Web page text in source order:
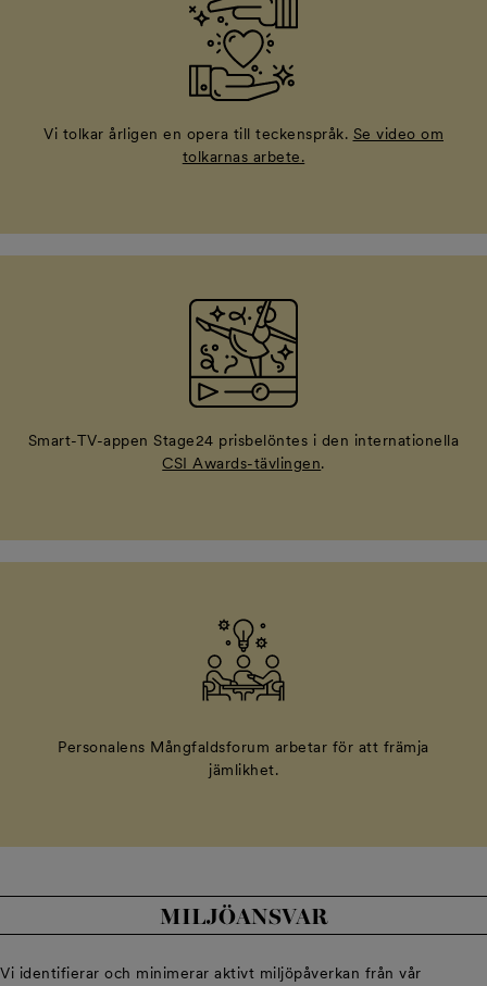
Vi tolkar årligen en opera till teckenspråk. Se video om
tolkarnas arbete.
Smart-TV-appen Stage24 prisbelöntes i den internationella
CSI Awards-tävlingen.
Personalens Mångfaldsforum arbetar för att främja
jämlikhet.
MILJÖANSVAR
Vi identifierar och minimerar aktivt miljöpåverkan från vår